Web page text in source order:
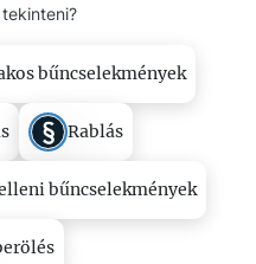
bűncselekmények
Rablás
bűncselekmények